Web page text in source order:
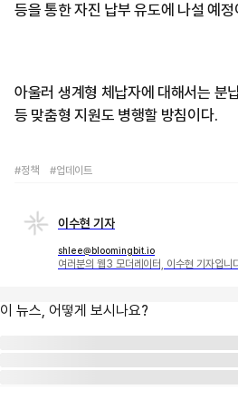
등을 통한 자진 납부 유도에 나설 예정
아울러 생계형 체납자에 대해서는 분
등 맞춤형 지원도 병행할 방침이다.
#정책 #업데이트
이수현 기자
shlee@bloomingbit.io
여러분의 웹3 모더레이터, 이수현 기자입니
이 뉴스, 어떻게 보시나요?